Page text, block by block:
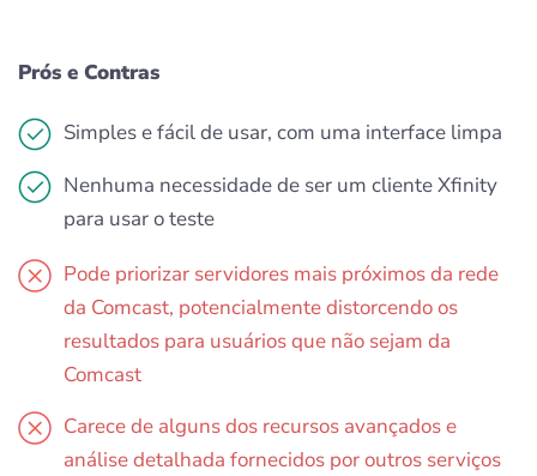
Prós e Contras
Simples e fácil de usar, com uma interface limpa
Nenhuma necessidade de ser um cliente Xfinity
para usar o teste
Pode priorizar servidores mais próximos da rede
da Comcast, potencialmente distorcendo os
resultados para usuários que não sejam da
Comcast
Carece de alguns dos recursos avançados e
análise detalhada fornecidos por outros serviços